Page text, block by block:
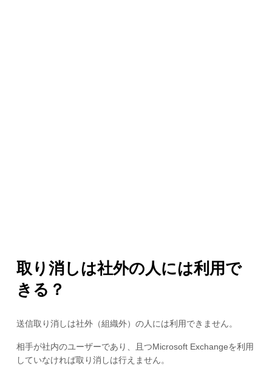
取り消しは社外の人には利用で
きる？
送信取り消しは社外（組織外）の人には利用できません。
相手が社内のユーザーであり、且つMicrosoft Exchangeを利用
していなければ取り消しは行えません。